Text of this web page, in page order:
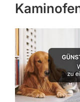
PROFIL
WARENKORB
PRODUCTS
SEARCH